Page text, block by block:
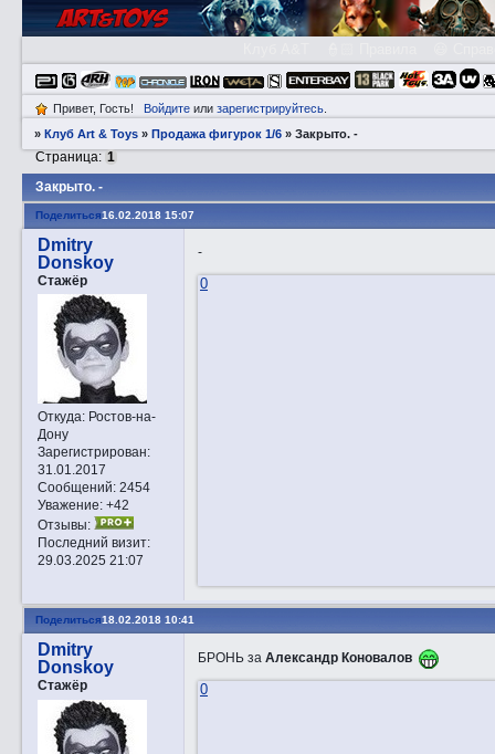
Привет, Гость! Войдитеили зарегистрируйтесь.
»Клуб Art & Toys »Продажа фигурок 1/6 »Закрытo. -
Закрытo. -
Страница: 1
Поделиться16.02.2018 15:07
Dmitry
Donskoy
Стажёр
Откуда:Ростов-на-
Дону
Зарегистрирован:
31.01.2017
Сообщений:2454
Уважение: +42
Отзывы:
Последний визит:
29.03.2025 21:07
-
0
Поделиться18.02.2018 10:41
Dmitry
Donskoy
Стажёр
БРОНЬ за Александр Коновалов
0